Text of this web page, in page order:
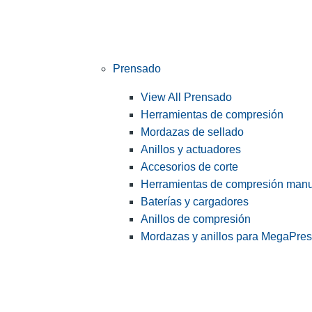
Prensado
View All Prensado
Herramientas de compresión
Mordazas de sellado
Anillos y actuadores
Accesorios de corte
Herramientas de compresión
Baterías y cargadores
Anillos de compresión
Mordazas y anillos para